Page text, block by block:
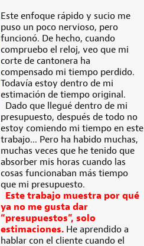
Este enfoque rápido y sucio me
puso un poco nervioso, pero
funcionó. De hecho, cuando
compruebo el reloj, veo que mi
corte de cantonera ha
compensado mi tiempo perdido.
Todavía estoy dentro de mi
estimación de tiempo original.
Dado que llegué dentro de mi
presupuesto, después de todo no
estoy comiendo mi tiempo en este
trabajo... Pero ha habido muchas,
muchas veces que he tenido que
absorber mis horas cuando las
cosas funcionaban más tiempo
que mi presupuesto.
Este trabajo muestra por qué
ya no me gusta dar
“presupuestos”, solo
estimaciones.He aprendido a
hablar con el cliente cuando el